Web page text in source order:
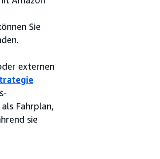
Sie
externen
Fahrplan,
sie